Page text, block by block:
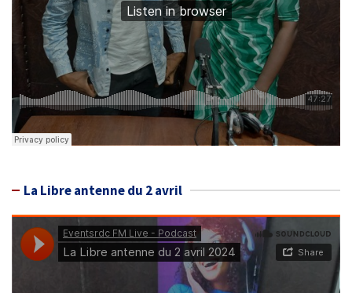
La Libre antenne du 2 avril